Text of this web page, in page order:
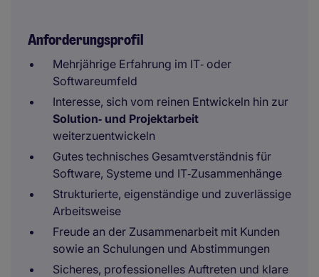
Anforderungsprofil
Mehrjährige Erfahrung im IT‑ oder
Softwareumfeld
Interesse, sich vom reinen Entwickeln hin zur
Solution‑ und Projektarbeit
weiterzuentwickeln
Gutes technisches Gesamtverständnis für
Software, Systeme und IT‑Zusammenhänge
Strukturierte, eigenständige und zuverlässige
Arbeitsweise
Freude an der Zusammenarbeit mit Kunden
sowie an Schulungen und Abstimmungen
Sicheres, professionelles Auftreten und klare